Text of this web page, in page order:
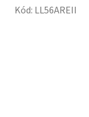
Kód: LL56AREII